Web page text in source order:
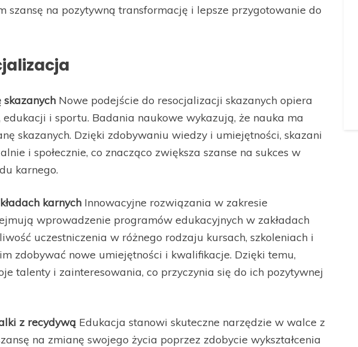
szansę na pozytywną transformację i lepsze przygotowanie do
Nowe podejście do resocjalizacji skazanych opiera
i sportu. Badania naukowe wykazują, że nauka ma
skazanych. Dzięki zdobywaniu wiedzy i umiejętności, skazani
i społecznie, co znacząco zwiększa szanse na sukces w
karnego.
karnych Innowacyjne rozwiązania w zakresie
wprowadzenie programów edukacyjnych w zakładach
uczestniczenia w różnego rodzaju kursach, szkoleniach i
zdobywać nowe umiejętności i kwalifikacje. Dzięki temu,
talenty i zainteresowania, co przyczynia się do ich pozytywnej
z recydywą Edukacja stanowi skuteczne narzędzie w walce z
na zmianę swojego życia poprzez zdobycie wykształcenia